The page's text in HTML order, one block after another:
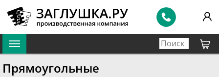
Прямоугольные